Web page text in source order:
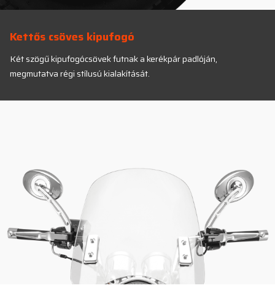
Kettős csöves kipufogó
Két szögű kipufogócsövek futnak a kerékpár padlóján,
megmutatva régi stílusú kialakítását.